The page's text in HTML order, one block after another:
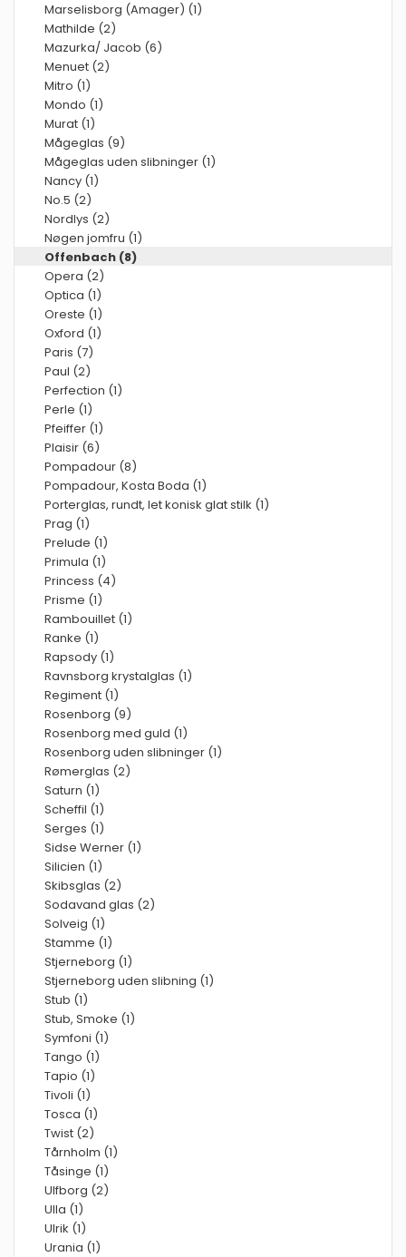
Marselisborg (Amager) (1)
Mathilde (2)
Mazurka/ Jacob (6)
Menuet (2)
Mitro (1)
Mondo (1)
Murat (1)
Mågeglas (9)
Mågeglas uden slibninger (1)
Nancy (1)
No.5 (2)
Nordlys (2)
Nøgen jomfru (1)
Offenbach (8)
Opera (2)
Optica (1)
Oreste (1)
Oxford (1)
Paris (7)
Paul (2)
Perfection (1)
Perle (1)
Pfeiffer (1)
Plaisir (6)
Pompadour (8)
Pompadour, Kosta Boda (1)
Porterglas, rundt, let konisk glat stilk (1)
Prag (1)
Prelude (1)
Primula (1)
Princess (4)
Prisme (1)
Rambouillet (1)
Ranke (1)
Rapsody (1)
Ravnsborg krystalglas (1)
Regiment (1)
Rosenborg (9)
Rosenborg med guld (1)
Rosenborg uden slibninger (1)
Rømerglas (2)
Saturn (1)
Scheffil (1)
Serges (1)
Sidse Werner (1)
Silicien (1)
Skibsglas (2)
Sodavand glas (2)
Solveig (1)
Stamme (1)
Stjerneborg (1)
Stjerneborg uden slibning (1)
Stub (1)
Stub, Smoke (1)
Symfoni (1)
Tango (1)
Tapio (1)
Tivoli (1)
Tosca (1)
Twist (2)
Tårnholm (1)
Tåsinge (1)
Ulfborg (2)
Ulla (1)
Ulrik (1)
Urania (1)